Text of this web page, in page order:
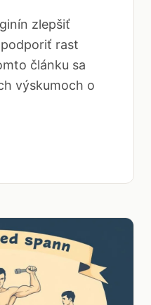
zlepšiť
rast
článku sa
výskumoch o